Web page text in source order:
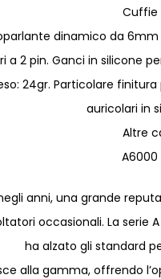
Cuffie
dinamico da
2 pin. Ganci in silicone
24gr. Particolare
auricolari in
Altre
A6000
anni, una grande
occasionali. La
ha alzato gli standard
alla gamma, offrendo